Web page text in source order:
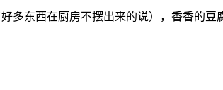
东西在厨房不摆出来的说），香香的豆